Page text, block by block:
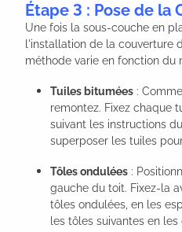
Étape 3 : Pose de la
Une fois la sous-couche en
l'installation de la couverture
méthode varie en fonction du
Tuiles bitumées :
remontez. Fixez chaque
suivant les instructions
superposer les tuiles
Tôles ondulées :
gauche du toit. Fixez-la
tôles ondulées, en les
les tôles suivantes en les